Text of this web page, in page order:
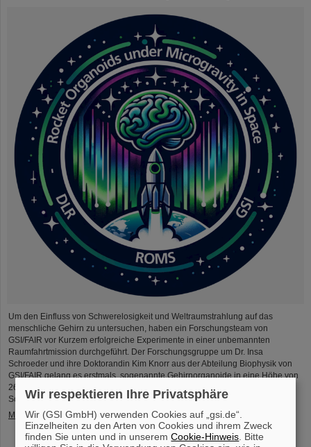
Um den Einfluss von Schwerelosigkeit und Weltraumstrahlung auf das
menschliche Gehirn zu untersuchen, haben ein Forschungsteam von
GSI/FAIR vor Kurzem erfolgreiche Experimente in einer unbemannten
Raumfahrtmission durchgeführt. Der Forschungsgruppe um Dr. Insa
Schroeder und ihre Doktorandin Kim Knorr aus der Abteilung Biophysik von
GSI/FAIR gelang es erstmals, sogenannte Gehirnorganoide in eine Höhe von
265 Kilometern zu schicken und sie rund sechseinhalb Minuten lang realer
Schwerelosigkeit…
Mehr »
Wir respektieren Ihre Privatsphäre
Wir (GSI GmbH) verwenden Cookies auf „gsi.de“.
Einzelheiten zu den Arten von Cookies und ihrem Zweck
finden Sie unten und in unseremCookie-Hinweis . Bitte